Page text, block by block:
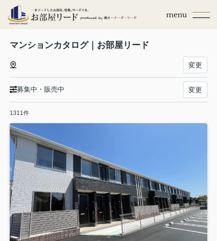
マンションカタログ｜お部屋リード
変更
募集中・販売中 変更
1311件